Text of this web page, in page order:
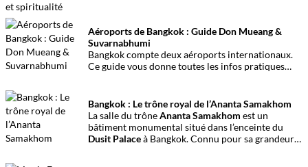
des communautés musulmanes de la capitale.
Aéroports de Bangkok : Guide Don Mueang &
Suvarnabhumi
Bangkok compte deux aéroports internationaux.
Ce guide vous donne toutes les infos pratiques
Bangkok : Le trône royal de l’Ananta Samakhom
La salle du trôneAnanta Samakhom est un
bâtiment monumental situé dans l’enceinte du
Dusit Palaceà Bangkok. Connu pour sa grandeur